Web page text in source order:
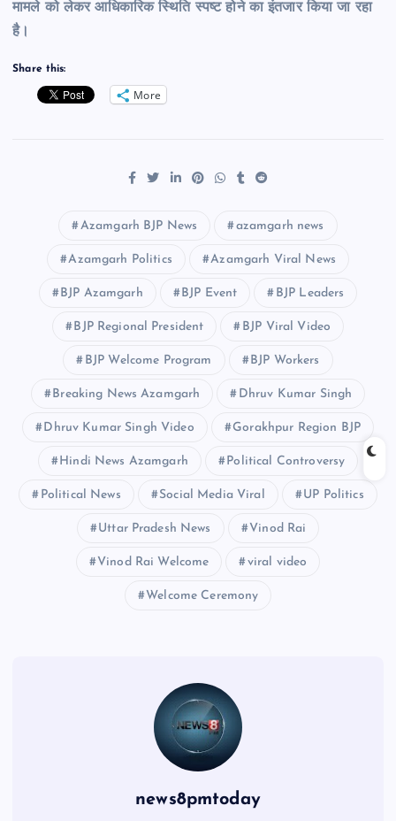
मामले को लेकर आधिकारिक स्थिति स्पष्ट होने का इंतजार किया जा रहा
है।
Share this:
More
Azamgarh BJP News azamgarh news
Azamgarh Politics Azamgarh Viral News
BJP Azamgarh BJP Event BJP Leaders
BJP Regional President BJP Viral Video
BJP Welcome Program BJP Workers
Breaking News Azamgarh Dhruv Kumar Singh
Dhruv Kumar Singh Video Gorakhpur Region BJP
Hindi News Azamgarh Political Controversy
Political News Social Media Viral UP Politics
Uttar Pradesh News Vinod Rai
Vinod Rai Welcome viral video
Welcome Ceremony
news8pmtoday